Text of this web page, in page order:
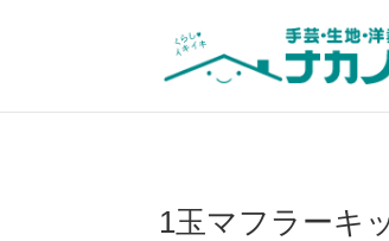
1玉マフラーキ